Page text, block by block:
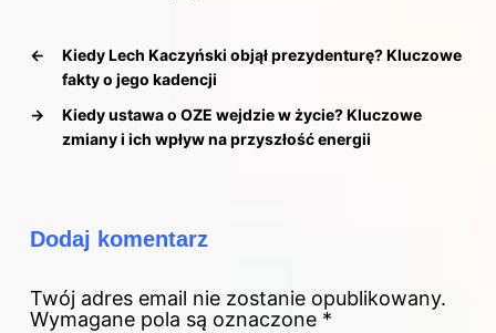
←
Kiedy Lech Kaczyński objął prezydenturę? Kluczowe
fakty o jego kadencji
→
Kiedy ustawa o OZE wejdzie w życie? Kluczowe
zmiany i ich wpływ na przyszłość energii
Dodaj komentarz
Twój adres email nie zostanie opublikowany.
Wymagane pola są oznaczone *